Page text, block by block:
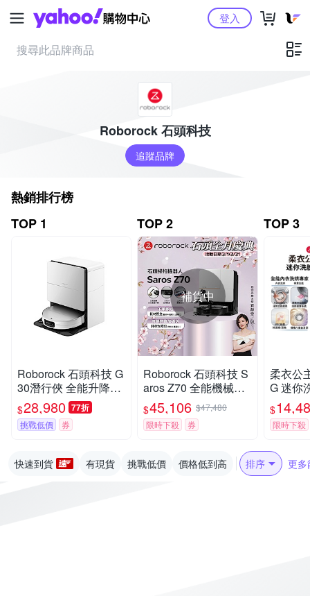
Yahoo購物中心登入
Roborock 石頭科技
追蹤品牌
熱銷排行榜
TOP 1
Roborock 石頭科技 G
30潛行俠 全能升降極
淨王者 (智慧升降全域
LDS/超薄7.98/聲波恆
濕拖地/22000Pa)
$28,980 77折
挑戰低價 券
TOP 2
補貨中
Roborock 石頭科技 S
aros Z70 全能機械手
臂旗艦掃拖王者(機械
手臂/零纏繞/22000P
a/7.98超薄/80度熱洗)
$45,106 $47,480
限時下殺
券
TOP 3
柔衣公
G 迷你
洗衣
漬洗/立
證/
$
限時下殺
快速到貨 有現貨 挑戰低價 價格低到高 排序 更多